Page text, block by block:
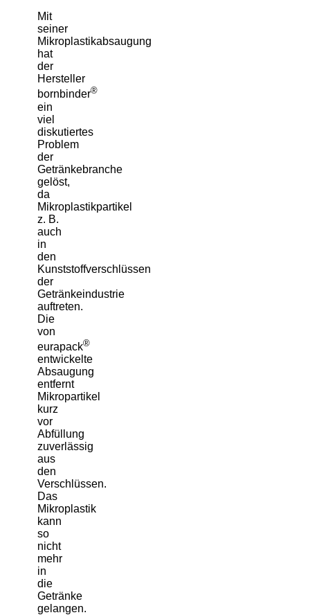
Mit
seiner
Mikroplastikabsaugung
hat
der
Hersteller
bornbinder®
ein
viel
diskutiertes
Problem
der
Getränkebranche
gelöst,
da
Mikroplastikpartikel
z. B.
auch
in
den
Kunststoffverschlüssen
der
Getränkeindustrie
auftreten.
Die
von
eurapack®
entwickelte
Absaugung
entfernt
Mikropartikel
kurz
vor
Abfüllung
zuverlässig
aus
den
Verschlüssen.
Das
Mikroplastik
kann
so
nicht
mehr
in
die
Getränke
gelangen.